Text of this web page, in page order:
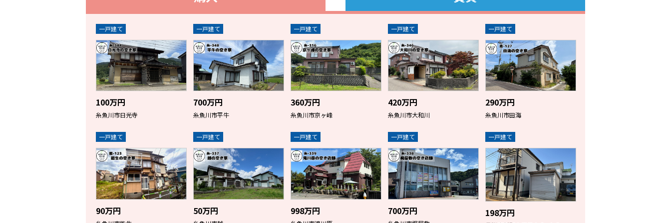
一戸建て
100万円
糸魚川市日光寺
一戸建て
700万円
糸魚川市平牛
一戸建て
360万円
糸魚川市京ヶ峰
一戸建て
420万円
糸魚川市大和川
一戸建て
290万円
糸魚川市田海
一戸建て
90万円
一戸建て
50万円
一戸建て
998万円
一戸建て
700万円
一戸建て
198万円